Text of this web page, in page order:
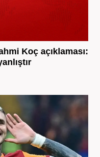
Koç açıklaması: